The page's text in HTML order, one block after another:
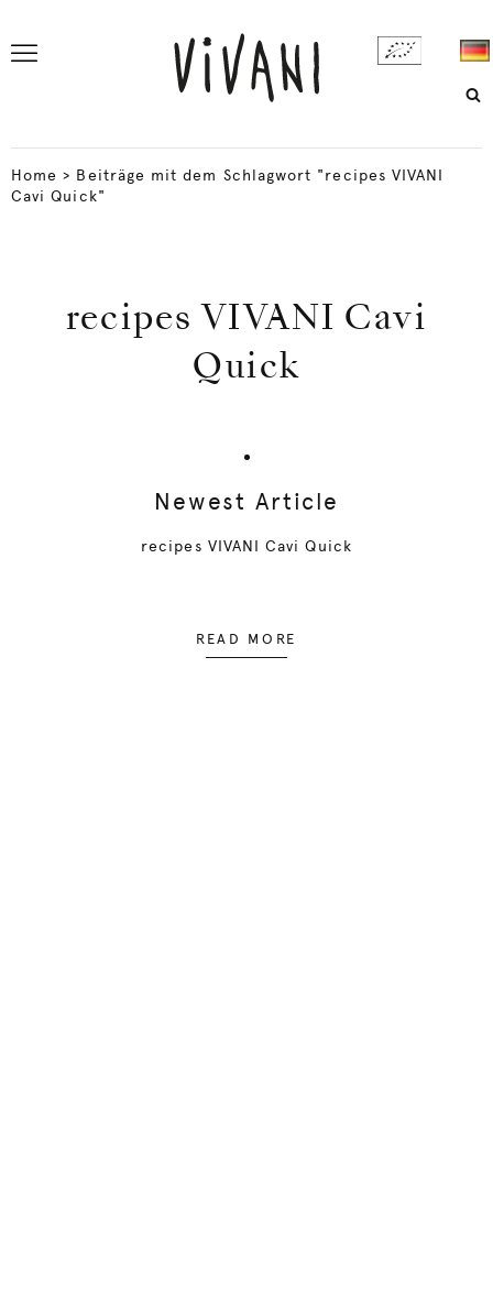
Home > Beiträge mit dem Schlagwort "recipes VIVANI
Cavi Quick"
recipes VIVANI Cavi
Quick
Newest Article
recipes VIVANI Cavi Quick
READ MORE